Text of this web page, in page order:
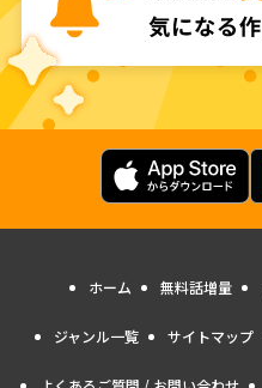
ホーム 無料話増量
ジャンル一覧 サイトマップ